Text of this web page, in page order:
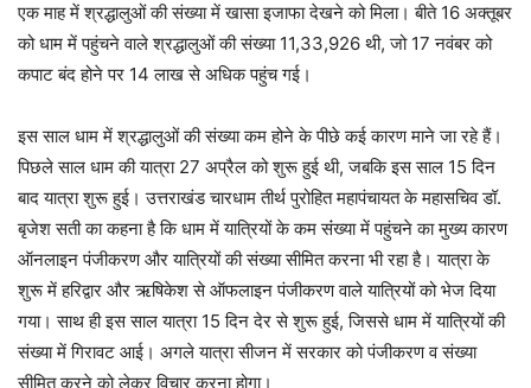
एक माह में श्रद्धालुओं की संख्या में खासा इजाफा देखने को मिला। बीते 16 अक्तूबर
को धाम में पहुंचने वाले श्रद्धालुओं की संख्या 11,33,926 थी, जो 17 नवंबर को
कपाट बंद होने पर 14 लाख से अधिक पहुंच गई।
इस साल धाम में श्रद्धालुओं की संख्या कम होने के पीछे कई कारण माने जा रहे हैं।
पिछले साल धाम की यात्रा 27 अप्रैल को शुरू हुई थी, जबकि इस साल 15 दिन
बाद यात्रा शुरू हुई। उत्तराखंड चारधाम तीर्थ पुरोहित महापंचायत के महासचिव डॉ.
बृजेश सती का कहना है कि धाम में यात्रियों के कम संंख्या में पहुंचने का मुख्य कारण
ऑनलाइन पंजीकरण और यात्रियों की संख्या सीमित करना भी रहा है। यात्रा के
शुरू में हरिद्वार और ऋषिकेश से ऑफलाइन पंजीकरण वाले यात्रियों को भेज दिया
गया। साथ ही इस साल यात्रा 15 दिन देर से शुरू हुई, जिससे धाम में यात्रियों की
संख्या में गिरावट आई। अगले यात्रा सीजन में सरकार को पंजीकरण व संख्या
सीमित करने को लेकर विचार करना होगा।